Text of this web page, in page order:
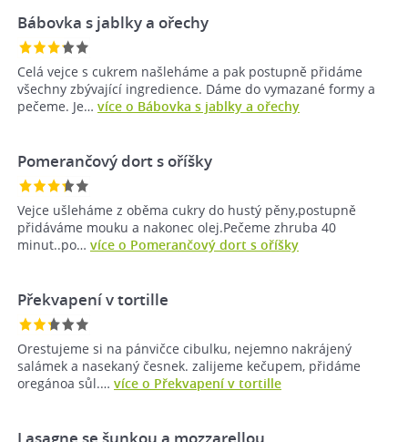
Bábovka s jablky a ořechy
Celá vejce s cukrem našleháme a pak postupně přidáme
všechny zbývající ingredience. Dáme do vymazané formy a
pečeme. Je… více o Bábovka s jablky a ořechy
Pomerančový dort s oříšky
Vejce ušleháme z oběma cukry do hustý pěny,postupně
přidáváme mouku a nakonec olej.Pečeme zhruba 40
minut..po… více o Pomerančový dort s oříšky
Překvapení v tortille
Orestujeme si na pánvičce cibulku, nejemno nakrájený
salámek a nasekaný česnek. zalijeme kečupem, přidáme
oregánoa sůl.… více o Překvapení v tortille